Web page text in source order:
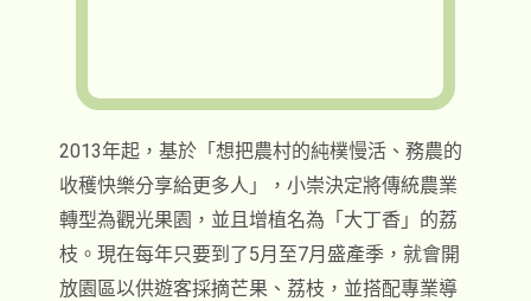
2013年起，基於「想把農村的純樸慢活、務農的
收穫快樂分享給更多人」，小崇決定將傳統農業
轉型為觀光果園，並且增植名為「大丁香」的荔
枝。現在每年只要到了5月至7月盛產季，就會開
放園區以供遊客採摘芒果、荔枝，並搭配專業導